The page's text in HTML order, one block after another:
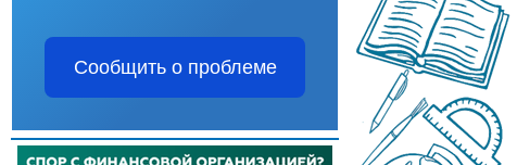
Сообщить о проблеме